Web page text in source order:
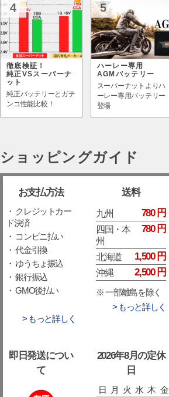
4
徹底検証！
純正VSスーパーナ
ット
純正バッテリーとガチ
ンコ性能比較！
5
ハーレー専用
AGMバッテリー
スーパーナットよりハ
ーレー専用バッテリー
登場
ショッピングガイド
お支払方法
・ クレジットカー
ド決済
・ コンビニ払い
・ 代金引換
・ ゆうちょ振込
・ 銀行振込
・ GMO後払い
> もっと詳しく
送料
九州 780 円
四国・本
州
780 円
北海道 1,500 円
沖縄 2,500 円
※ 一部離島を除く
> もっと詳しく
即日発送につい
て
2026年8月の定休
日
日 月 火 水 木 金